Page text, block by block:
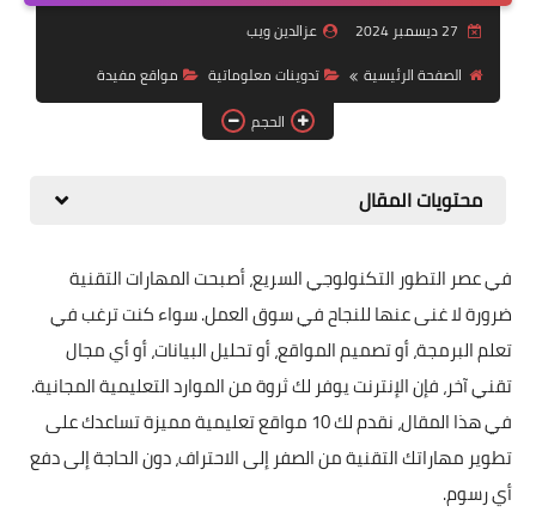
أندرويد
27 ديسمبر 2024
عزالدين ويب
الصفحة الرئيسية
تدوينات معلوماتية
مواقع مفيدة
الحجم
محتويات المقال
في عصر التطور التكنولوجي السريع، أصبحت المهارات التقنية
ضرورة لا غنى عنها للنجاح في سوق العمل. سواء كنت ترغب في
تعلم البرمجة، أو تصميم المواقع، أو تحليل البيانات، أو أي مجال
تقني آخر، فإن الإنترنت يوفر لك ثروة من الموارد التعليمية المجانية.
في هذا المقال، نقدم لك 10 مواقع تعليمية مميزة تساعدك على
تطوير مهاراتك التقنية من الصفر إلى الاحتراف، دون الحاجة إلى دفع
أي رسوم.